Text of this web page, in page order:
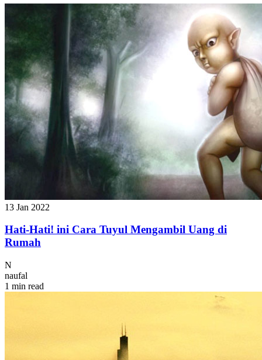
13 Jan 2022
Hati-Hati! ini Cara Tuyul Mengambil Uang di
Rumah
N
naufal
1 min read